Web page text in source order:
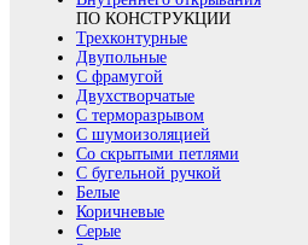
ПО КОНСТРУКЦИИ
Трехконтурные
Двупольные
С фрамугой
Двухстворчатые
С терморазрывом
С шумоизоляцией
Со скрытыми петлями
С бугельной ручкой
Белые
Коричневые
Серые